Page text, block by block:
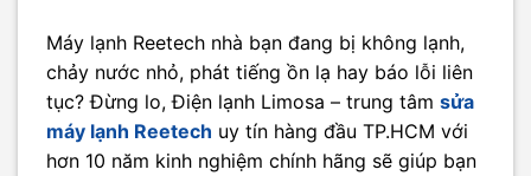
Máy lạnh Reetech nhà bạn đang bị không lạnh,
chảy nước nhỏ, phát tiếng ồn lạ hay báo lỗi liên
tục? Đừng lo, Điện lạnh Limosa – trung tâm sửa
máy lạnh Reetech uy tín hàng đầu TP.HCM với
hơn 10 năm kinh nghiệm chính hãng sẽ giúp bạn